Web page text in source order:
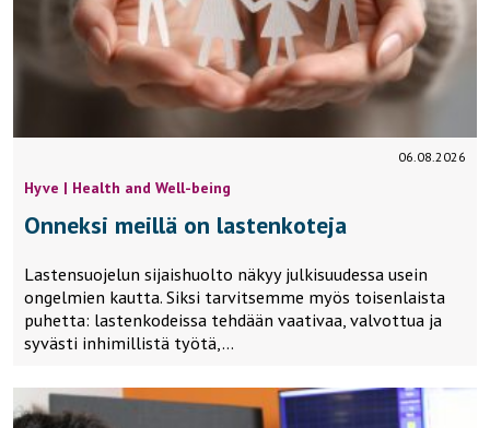
06.08.2026
Hyve | Health and Well-being
Onneksi meillä on lastenkoteja
Lastensuojelun sijaishuolto näkyy julkisuudessa usein
ongelmien kautta. Siksi tarvitsemme myös toisenlaista
puhetta: lastenkodeissa tehdään vaativaa, valvottua ja
syvästi inhimillistä työtä,…